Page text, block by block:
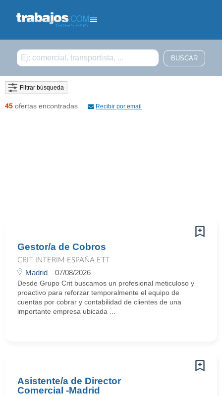
Filtrar búsqueda
45 ofertas encontradas Recibir por email
Gestor/a de Cobros
CRIT INTERIM ESPAÑA ETT
Madrid 07/08/2026
Desde Grupo Crit buscamos un profesional meticuloso y
proactivo para reforzar temporalmente el equipo de
cuentas por cobrar y contabilidad de clientes de una
importante empresa ubicada ...
Asistente/a de Director
Comercial -Madrid